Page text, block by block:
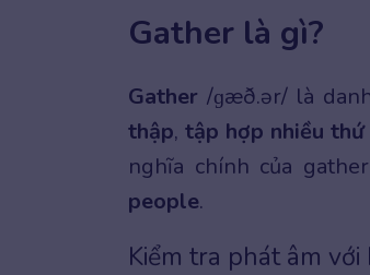
Gather là gì?
Gather /ɡæð.ər/ là
thập, tập hợp nhiều
nghĩa chính của
people.
Kiểm tra phát âm với